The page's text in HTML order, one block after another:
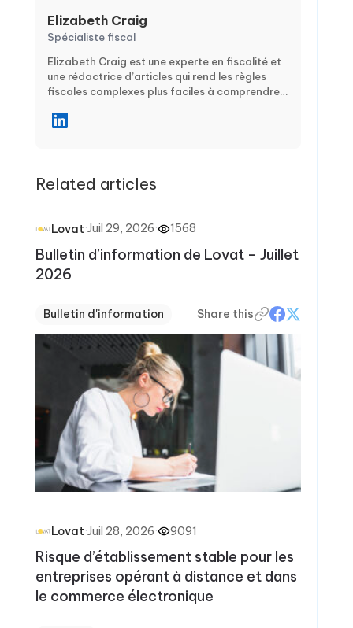
Elizabeth Craig
Spécialiste fiscal
Elizabeth Craig est une experte en fiscalité et
une rédactrice d’articles qui rend les règles
fiscales complexes plus faciles à comprendre.
concrets pour les particuliers et les
échéances de déclaration. Grâce à des
rester confiants pendant la saison fiscale et à
tout au long de l’année
Related articles
Lovat·Juil 29, 2026· 1568
Bulletin d’information de Lovat – Juillet
2026
Bulletin d'information Share this
Lovat·Juil 28, 2026· 9091
Risque d’établissement stable pour les
entreprises opérant à distance et dans
le commerce électronique